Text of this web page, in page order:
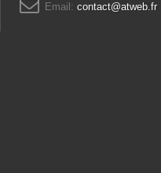
Email: contact@atweb.fr